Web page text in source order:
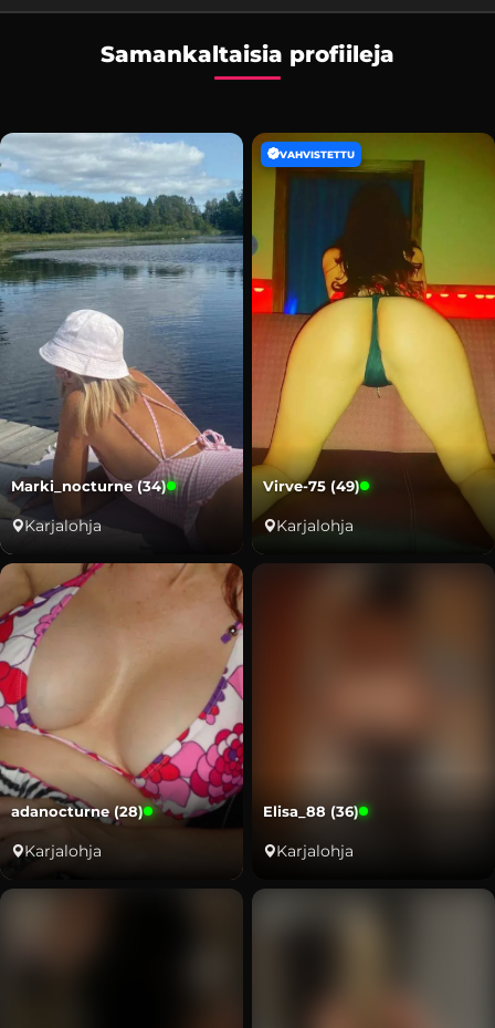
Samankaltaisia profiileja
Marki_nocturne (34)
Karjalohja
VAHVISTETTU
Virve-75 (49)
Karjalohja
adanocturne (28)
Karjalohja
Elisa_88 (36)
Karjalohja